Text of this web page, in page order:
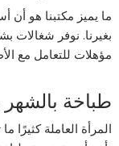
ما يميز مكتبنا هو أن
بغيرنا. نوفر شغالات
مؤهلات للتعامل مع
طباخة بالشهر
المرأة العاملة